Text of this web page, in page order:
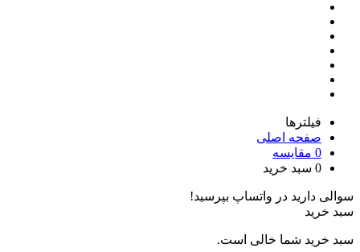
فیلترها
صفحه اصلی
0 مقایسه
0 سبد خرید
سوالی دارید در واتساپ بپرسید!
سبد خرید
سبد خرید شما خالی است.